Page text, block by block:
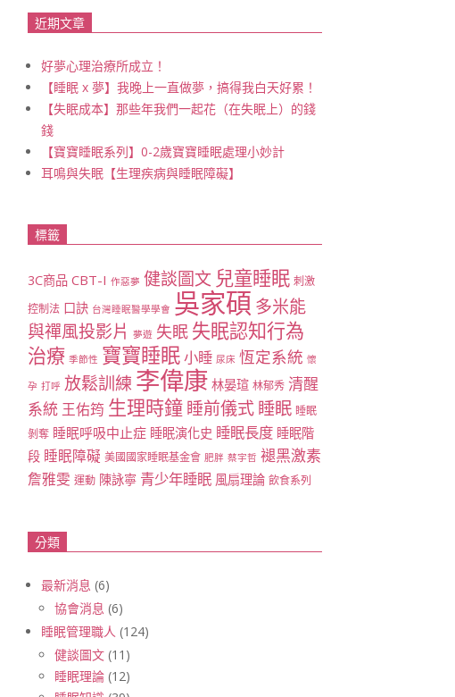
近期文章
好夢心理治療所成立！
【睡眠 x 夢】我晚上一直做夢，搞得我白天好累！
【失眠成本】那些年我們一起花（在失眠上）的錢
錢
【寶寶睡眠系列】0-2歲寶寶睡眠處理小妙計
耳鳴與失眠【生理疾病與睡眠障礙】
標籤
3C商品 CBT-I 作惡夢 健談圖文 兒童睡眠 刺激
控制法 口訣 台灣睡眠醫學學會 吳家碩 多米能
與禪風投影片 夢遊 失眠 失眠認知行為
治療 季節性 寶寶睡眠小睡 尿床 恆定系統 懷
孕 打呼 放鬆訓練 李偉康 林晏瑄 林郁秀 清醒
系統 王佑筠 生理時鐘睡前儀式睡眠 睡眠
剝奪 睡眠呼吸中止症 睡眠演化史 睡眠長度 睡眠階
段 睡眠障礙 美國國家睡眠基金會 肥胖 蔡宇哲 褪黑激素
詹雅雯 運動 陳詠寧 青少年睡眠 風扇理論 飲食系列
分類
最新消息 (6)
協會消息 (6)
睡眠管理職人 (124)
健談圖文 (11)
睡眠理論 (12)